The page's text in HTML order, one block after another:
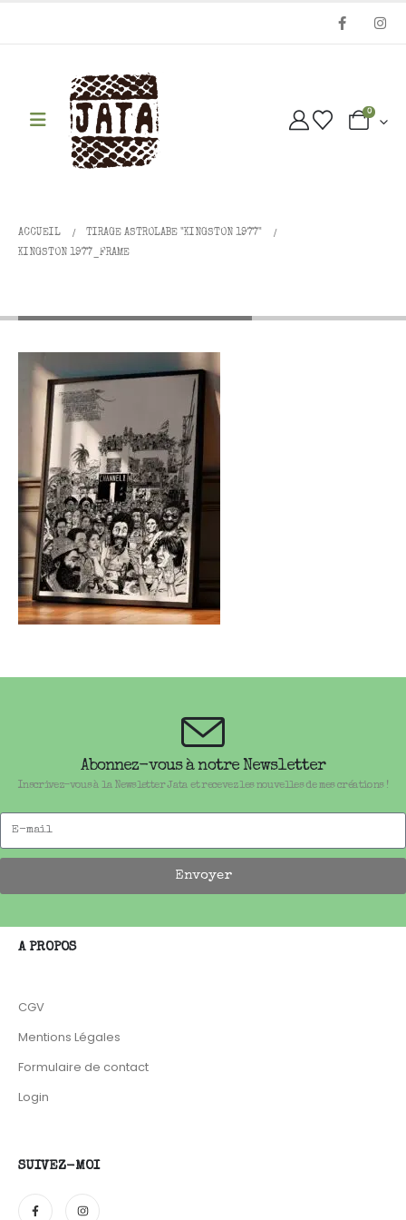
0
ACCUEIL
TIRAGE ASTROLABE "KINGSTON 1977"
KINGSTON 1977_FRAME
Abonnez-vous à notre Newsletter
Inscrivez-vous à la Newsletter Jata et recevez les nouvelles de mes créations !
Envoyer
A PROPOS
CGV
Mentions Légales
Formulaire de contact
Login
SUIVEZ-MOI